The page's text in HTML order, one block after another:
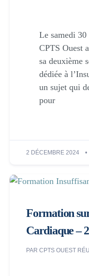
Le samedi
CPTS Ouest
sa deuxième
dédiée à
un sujet qui
pour
2 DÉCEMBRE 2024
Formation
Cardiaque –
PAR CPTS OUEST